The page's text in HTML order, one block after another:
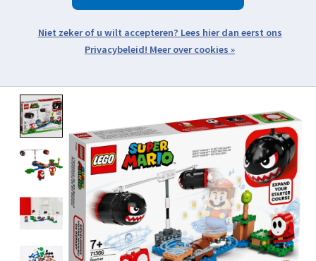
Open webshop menu
Meer over cookies »